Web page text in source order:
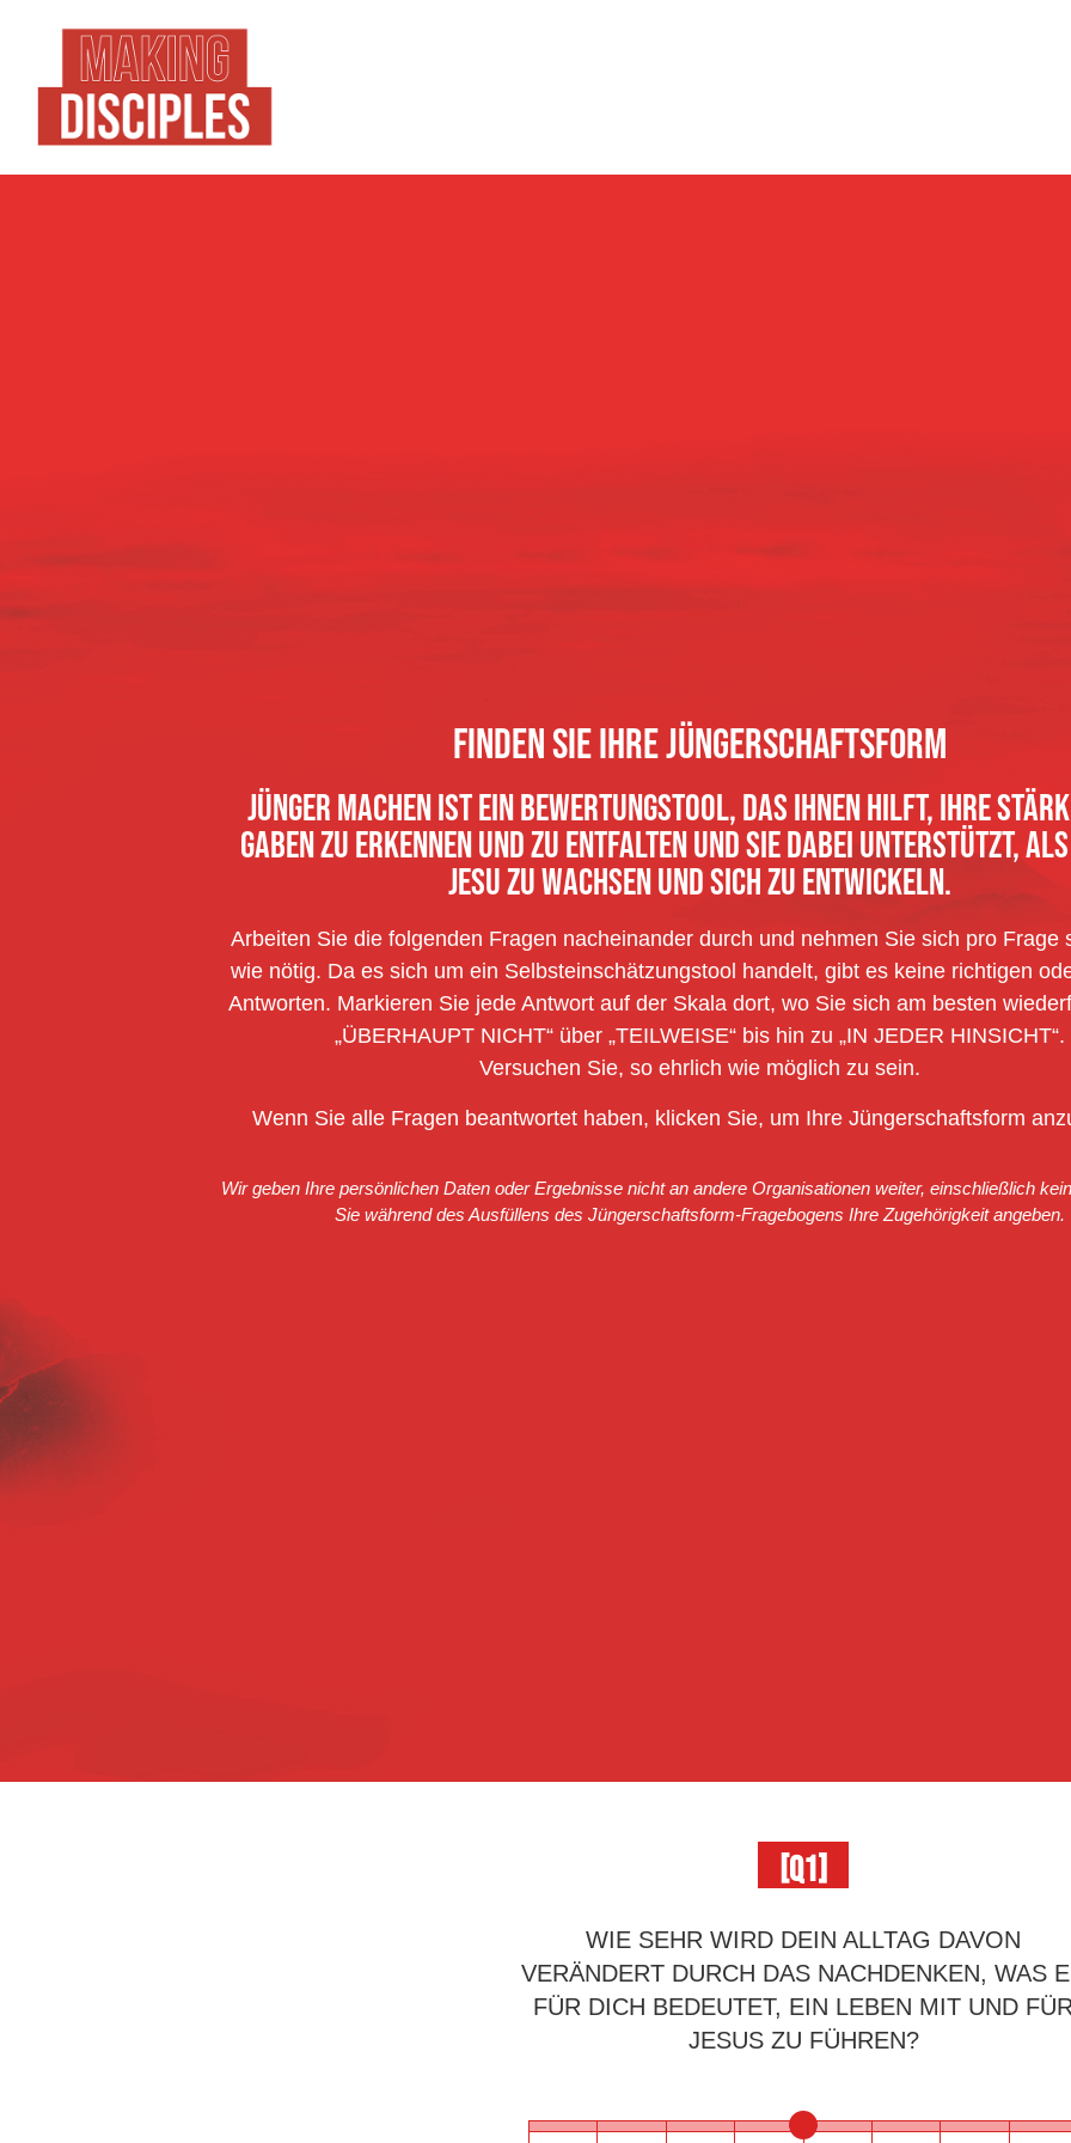
FINDEN SIE IHRE JÜNGERSCHAFTSFORM
JÜNGER MACHEN IST EIN BEWERTUNGSTOOL, DAS IHNEN HILFT, IHRE
GABEN ZU ERKENNEN UND ZU ENTFALTEN UND SIE DABEI UNTERSTÜTZT,
JESU ZU WACHSEN UND SICH ZU ENTWICKELN.
Arbeiten Sie die folgenden Fragen nacheinander durch und nehmen Sie sich pro Frage
wie nötig. Da es sich um ein Selbsteinschätzungstool handelt, gibt es keine richtigen
Antworten. Markieren Sie jede Antwort auf der Skala dort, wo Sie sich am besten
„ÜBERHAUPT NICHT“ über „TEILWEISE“ bis hin zu „IN JEDER HINSICHT“.
Versuchen Sie, so ehrlich wie möglich zu sein.
Wenn Sie alle Fragen beantwortet haben, klicken Sie, um Ihre Jüngerschaftsform
Wir geben Ihre persönlichen Daten oder Ergebnisse nicht an andere Organisationen weiter, einschließlich
Sie während des Ausfüllens des Jüngerschaftsform-Fragebogens Ihre Zugehörigkeit angeben.
[Q1]
WIE SEHR WIRD DEIN ALLTAG DAVON
VERÄNDERT DURCH DAS NACHDENKEN, WAS
FÜR DICH BEDEUTET, EIN LEBEN MIT UND
JESUS ZU FÜHREN?